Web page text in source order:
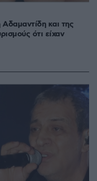
και της
ότι είχαν